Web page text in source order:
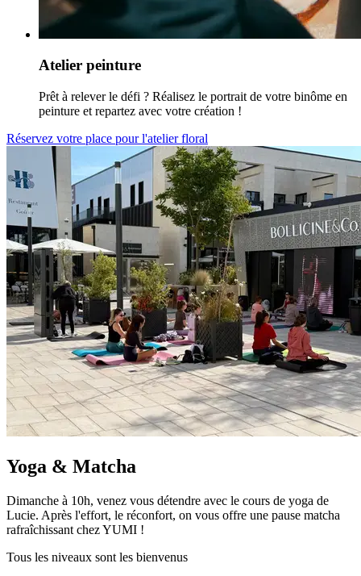
Atelier peinture
Prêt à relever le défi ? Réalisez le portrait de votre binôme en
peinture et repartez avec votre création !
Réservez votre place pour l'atelier floral
Yoga & Matcha
Dimanche à 10h, venez vous détendre avec le cours de yoga de
Lucie. Après l'effort, le réconfort, on vous offre une pause matcha
rafraîchissant chez YUMI !
Tous les niveaux sont les bienvenus